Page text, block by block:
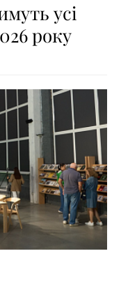
усі
року